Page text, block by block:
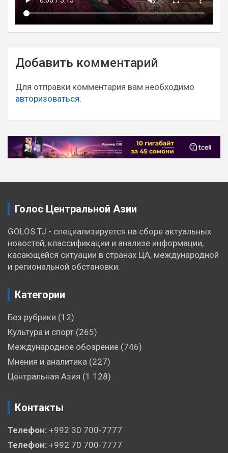
Навигация
по
записям
Добавить комментарий
Для отправки комментария вам необходимо
авторизоваться.
Голос Центральной Азии
GOLOS.TJ - специализируется на сборе актуальных
новостей, классификации и анализе информации,
касающейся ситуации в странах ЦА, международной
и региональной обстановки.
Категории
Без рубрики (12)
Культура и спорт (265)
Международное обозрение (746)
Мнения и аналитика (227)
Центральная Азия (1 128)
Контакты
Телефон: +992 30 700-7777
Телефон: +992 70 700-7777